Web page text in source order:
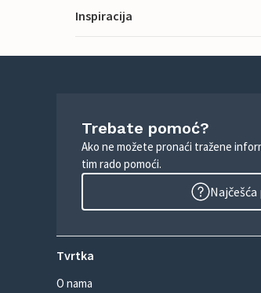
Inspiracija
Trebate pomoć?
Ako ne možete pronaći tražene
tim rado pomoći.
Tvrtka
O nama